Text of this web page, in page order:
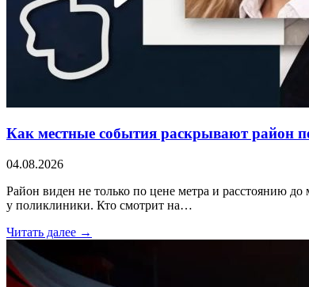
Как местные события раскрывают район
04.08.2026
Район виден не только по цене метра и расстоянию
у поликлиники. Кто смотрит на…
Читать далее →